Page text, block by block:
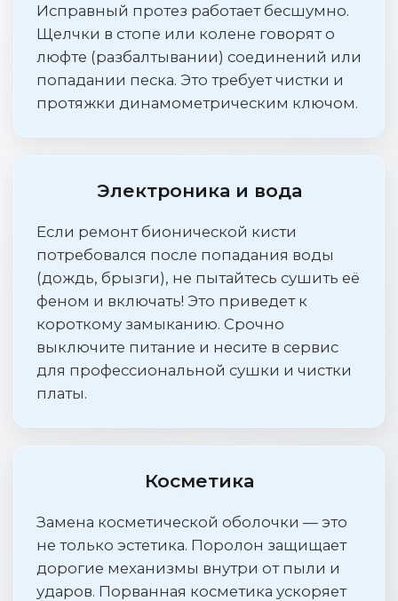
Исправный протез работает бесшумно.
Щелчки в стопе или колене говорят о
люфте (разбалтывании) соединений или
попадании песка. Это требует чистки и
протяжки динамометрическим ключом.
Электроника и вода
Если ремонт бионической кисти
потребовался после попадания воды
(дождь, брызги), не пытайтесь сушить её
феном и включать! Это приведет к
короткому замыканию. Срочно
выключите питание и несите в сервис
для профессиональной сушки и чистки
платы.
Косметика
Замена косметической оболочки — это
не только эстетика. Поролон защищает
дорогие механизмы внутри от пыли и
ударов. Порванная косметика ускоряет